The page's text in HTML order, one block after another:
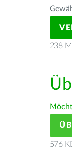
238
576